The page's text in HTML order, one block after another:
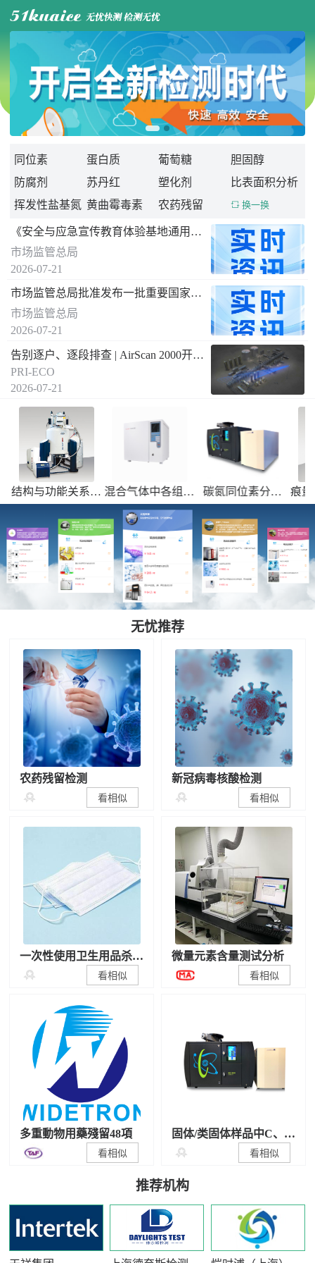

同位素 蛋白质 葡萄糖
胆固醇
防腐剂
苏丹红 塑化剂
比表面积分析
挥发性盐基氮 黄曲霉毒素 农药残留  换一换
《安全与应急宣传教育体验基地通用要求》 国家标准发布
市场监管总局
2026-07-21
市场监管总局批准发布一批重要国家标准
市场监管总局
2026-07-21
告别逐户、逐段排查 | AirScan 2000开启燃气泄漏远距离空间遥测新方式
PRI-ECO
2026-07-21
碳氮同位素分析
13 15
送国内合作实验室
检测
痕
结构与功能关系、
学反应动力学研究
混合气体中各组成
分的分析检测，焦
油检测等
无忧推荐
农药残留检测
 看相似
新冠病毒核酸检测
 看相似
一次性使用卫生用品杀
菌/抑菌性能检测
 看相似
微量元素含量测试分析
看相似
多重動物用藥殘留48項
看相似
固体/类固体样品中C、N
稳定同位素比值测试
 看相似
推荐机构